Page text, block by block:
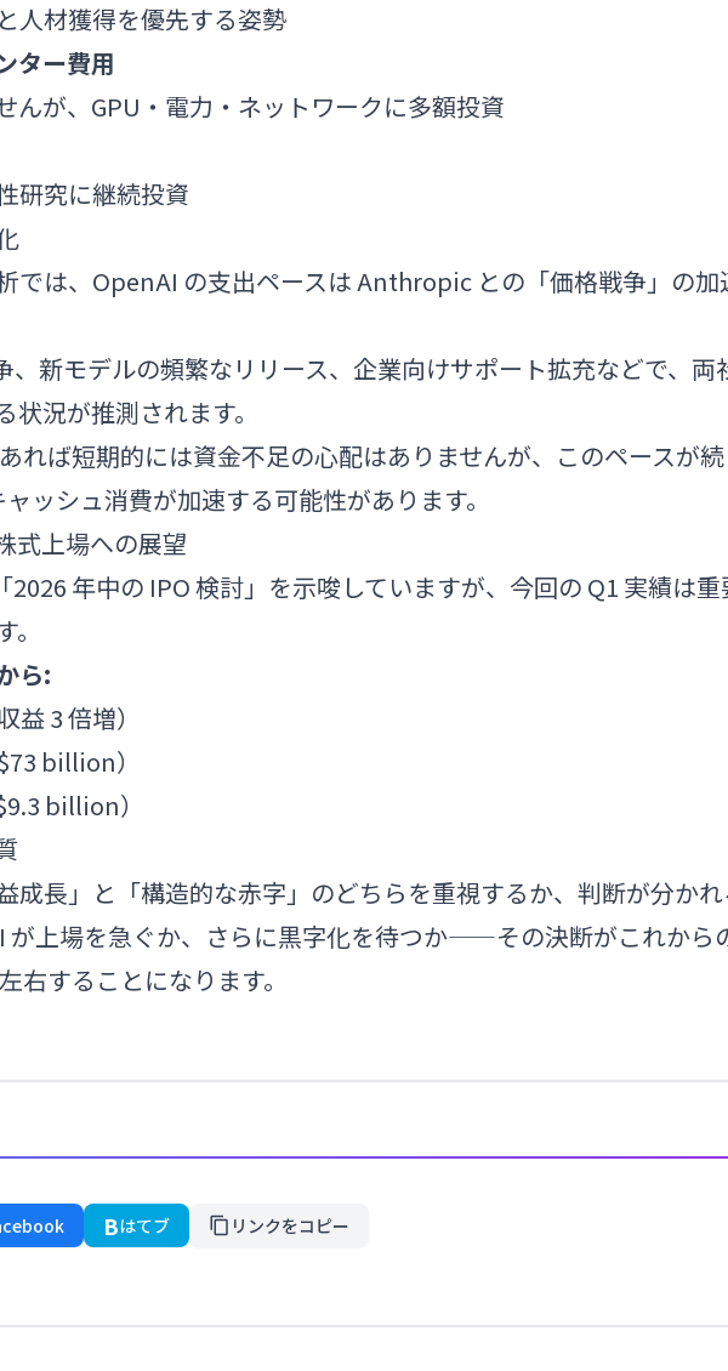
人材獲得を優先する姿勢
ター費用
んが、GPU・電力・ネットワークに多額投資
研究に継続投資
では、OpenAI の支出ペースは Anthropic との「価格戦争」の加
、新モデルの頻繁なリリース、企業向けサポート拡充などで、両
況が推測されます。
れば短期的には資金不足の心配はありませんが、このペースが続
ッシュ消費が加速する可能性があります。
式上場への展望
年中の IPO 検討」を示唆していますが、今回の Q1 実績は重
ら:
3 倍増）
billion）
billion）
成長」と「構造的な赤字」のどちらを重視するか、判断が分か
が上場を急ぐか、さらに黒字化を待つか——その決断がこれから
右することになります。
Bはてブ リンクをコピー